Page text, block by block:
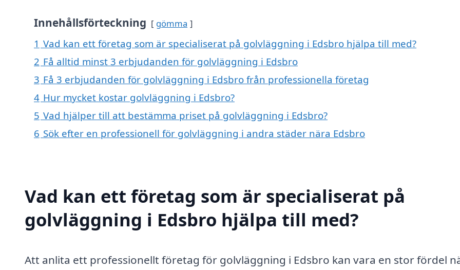
Innehållsförteckning gömma
1 Vad kan ett företag som är specialiserat på golvläggning i Edsbro hjälpa till med?
2 Få alltid minst 3 erbjudanden för golvläggning i Edsbro
3 Få 3 erbjudanden för golvläggning i Edsbro från professionella företag
4 Hur mycket kostar golvläggning i Edsbro?
5 Vad hjälper till att bestämma priset på golvläggning i Edsbro?
6 Sök efter en professionell för golvläggning i andra städer nära Edsbro
Vad kan ett företag som är specialiserat på
golvläggning i Edsbro hjälpa till med?
Att anlita ett professionellt företag för golvläggning i Edsbro kan vara en stor fördel